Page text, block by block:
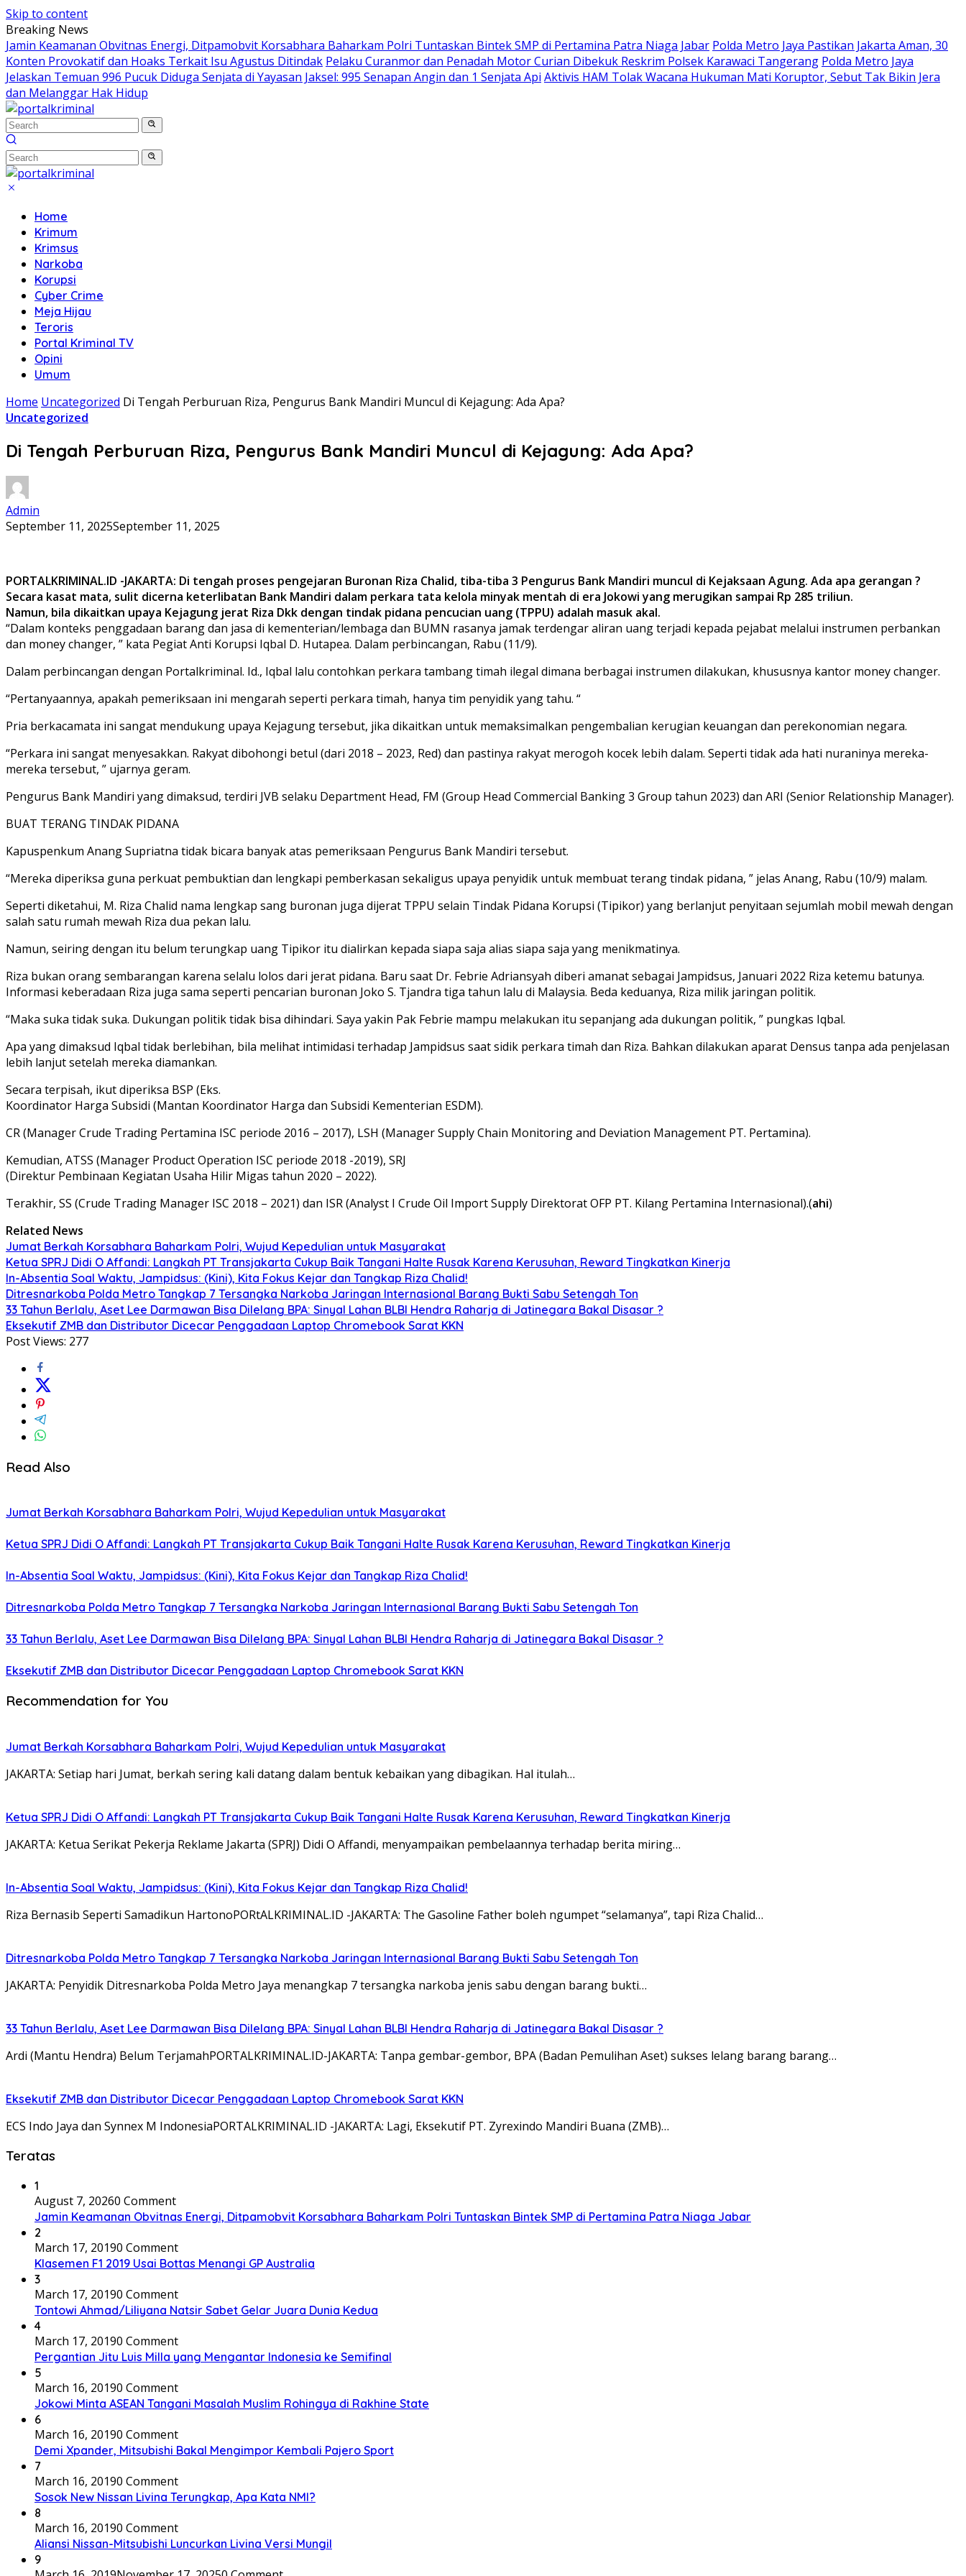
Skip to content
Breaking News
Jamin Keamanan Obvitnas Energi, Ditpamobvit Korsabhara Baharkam Polri Tuntaskan Bintek SMP di Pertamina Patra Niaga Jabar Polda Metro Jaya Pastikan Jakarta Aman, 30
Konten Provokatif dan Hoaks Terkait Isu Agustus Ditindak Pelaku Curanmor dan Penadah Motor Curian Dibekuk Reskrim Polsek Karawaci Tangerang Polda Metro Jaya
Jelaskan Temuan 996 Pucuk Diduga Senjata di Yayasan Jaksel: 995 Senapan Angin dan 1 Senjata Api Aktivis HAM Tolak Wacana Hukuman Mati Koruptor, Sebut Tak Bikin Jera
dan Melanggar Hak Hidup
Home
Krimum
Krimsus
Narkoba
Korupsi
Cyber Crime
Meja Hijau
Teroris
Portal Kriminal TV
Opini
Umum
Home Uncategorized Di Tengah Perburuan Riza, Pengurus Bank Mandiri Muncul di Kejagung: Ada Apa?
Uncategorized
Di Tengah Perburuan Riza, Pengurus Bank Mandiri Muncul di Kejagung: Ada Apa?
Admin
September 11, 2025September 11, 2025
PORTALKRIMINAL.ID -JAKARTA: Di tengah proses pengejaran Buronan Riza Chalid, tiba-tiba 3 Pengurus Bank Mandiri muncul di Kejaksaan Agung. Ada apa gerangan ?
Secara kasat mata, sulit dicerna keterlibatan Bank Mandiri dalam perkara tata kelola minyak mentah di era Jokowi yang merugikan sampai Rp 285 triliun.
Namun, bila dikaitkan upaya Kejagung jerat Riza Dkk dengan tindak pidana pencucian uang (TPPU) adalah masuk akal.
“Dalam konteks penggadaan barang dan jasa di kementerian/lembaga dan BUMN rasanya jamak terdengar aliran uang terjadi kepada pejabat melalui instrumen perbankan
dan money changer, ” kata Pegiat Anti Korupsi Iqbal D. Hutapea. Dalam perbincangan, Rabu (11/9).
Dalam perbincangan dengan Portalkriminal. Id., Iqbal lalu contohkan perkara tambang timah ilegal dimana berbagai instrumen dilakukan, khususnya kantor money changer.
“Pertanyaannya, apakah pemeriksaan ini mengarah seperti perkara timah, hanya tim penyidik yang tahu. “
Pria berkacamata ini sangat mendukung upaya Kejagung tersebut, jika dikaitkan untuk memaksimalkan pengembalian kerugian keuangan dan perekonomian negara.
“Perkara ini sangat menyesakkan. Rakyat dibohongi betul (dari 2018 – 2023, Red) dan pastinya rakyat merogoh kocek lebih dalam. Seperti tidak ada hati nuraninya mereka-
mereka tersebut, ” ujarnya geram.
Pengurus Bank Mandiri yang dimaksud, terdiri JVB selaku Department Head, FM (Group Head Commercial Banking 3 Group tahun 2023) dan ARI (Senior Relationship Manager).
BUAT TERANG TINDAK PIDANA
Kapuspenkum Anang Supriatna tidak bicara banyak atas pemeriksaan Pengurus Bank Mandiri tersebut.
“Mereka diperiksa guna perkuat pembuktian dan lengkapi pemberkasan sekaligus upaya penyidik untuk membuat terang tindak pidana, ” jelas Anang, Rabu (10/9) malam.
Seperti diketahui, M. Riza Chalid nama lengkap sang buronan juga dijerat TPPU selain Tindak Pidana Korupsi (Tipikor) yang berlanjut penyitaan sejumlah mobil mewah dengan
salah satu rumah mewah Riza dua pekan lalu.
Namun, seiring dengan itu belum terungkap uang Tipikor itu dialirkan kepada siapa saja alias siapa saja yang menikmatinya.
Riza bukan orang sembarangan karena selalu lolos dari jerat pidana. Baru saat Dr. Febrie Adriansyah diberi amanat sebagai Jampidsus, Januari 2022 Riza ketemu batunya.
Informasi keberadaan Riza juga sama seperti pencarian buronan Joko S. Tjandra tiga tahun lalu di Malaysia. Beda keduanya, Riza milik jaringan politik.
“Maka suka tidak suka. Dukungan politik tidak bisa dihindari. Saya yakin Pak Febrie mampu melakukan itu sepanjang ada dukungan politik, ” pungkas Iqbal.
Apa yang dimaksud Iqbal tidak berlebihan, bila melihat intimidasi terhadap Jampidsus saat sidik perkara timah dan Riza. Bahkan dilakukan aparat Densus tanpa ada penjelasan
lebih lanjut setelah mereka diamankan.
Secara terpisah, ikut diperiksa BSP (Eks.
Koordinator Harga Subsidi (Mantan Koordinator Harga dan Subsidi Kementerian ESDM).
CR (Manager Crude Trading Pertamina ISC periode 2016 – 2017), LSH (Manager Supply Chain Monitoring and Deviation Management PT. Pertamina).
Kemudian, ATSS (Manager Product Operation ISC periode 2018 -2019), SRJ
(Direktur Pembinaan Kegiatan Usaha Hilir Migas tahun 2020 – 2022).
Terakhir, SS (Crude Trading Manager ISC 2018 – 2021) dan ISR (Analyst I Crude Oil Import Supply Direktorat OFP PT. Kilang Pertamina Internasional).(ahi)
Related News
Jumat Berkah Korsabhara Baharkam Polri, Wujud Kepedulian untuk Masyarakat
Ketua SPRJ Didi O Affandi: Langkah PT Transjakarta Cukup Baik Tangani Halte Rusak Karena Kerusuhan, Reward Tingkatkan Kinerja
In-Absentia Soal Waktu, Jampidsus: (Kini), Kita Fokus Kejar dan Tangkap Riza Chalid!
Ditresnarkoba Polda Metro Tangkap 7 Tersangka Narkoba Jaringan Internasional Barang Bukti Sabu Setengah Ton
33 Tahun Berlalu, Aset Lee Darmawan Bisa Dilelang BPA: Sinyal Lahan BLBI Hendra Raharja di Jatinegara Bakal Disasar ?
Eksekutif ZMB dan Distributor Dicecar Penggadaan Laptop Chromebook Sarat KKN
Post Views: 277
Read Also
Jumat Berkah Korsabhara Baharkam Polri, Wujud Kepedulian untuk Masyarakat
Ketua SPRJ Didi O Affandi: Langkah PT Transjakarta Cukup Baik Tangani Halte Rusak Karena Kerusuhan, Reward Tingkatkan Kinerja
In-Absentia Soal Waktu, Jampidsus: (Kini), Kita Fokus Kejar dan Tangkap Riza Chalid!
Ditresnarkoba Polda Metro Tangkap 7 Tersangka Narkoba Jaringan Internasional Barang Bukti Sabu Setengah Ton
33 Tahun Berlalu, Aset Lee Darmawan Bisa Dilelang BPA: Sinyal Lahan BLBI Hendra Raharja di Jatinegara Bakal Disasar ?
Eksekutif ZMB dan Distributor Dicecar Penggadaan Laptop Chromebook Sarat KKN
Recommendation for You
Jumat Berkah Korsabhara Baharkam Polri, Wujud Kepedulian untuk Masyarakat
JAKARTA: Setiap hari Jumat, berkah sering kali datang dalam bentuk kebaikan yang dibagikan. Hal itulah…
Ketua SPRJ Didi O Affandi: Langkah PT Transjakarta Cukup Baik Tangani Halte Rusak Karena Kerusuhan, Reward Tingkatkan Kinerja
JAKARTA: Ketua Serikat Pekerja Reklame Jakarta (SPRJ) Didi O Affandi, menyampaikan pembelaannya terhadap berita miring…
In-Absentia Soal Waktu, Jampidsus: (Kini), Kita Fokus Kejar dan Tangkap Riza Chalid!
Riza Bernasib Seperti Samadikun HartonoPORtALKRIMINAL.ID -JAKARTA: The Gasoline Father boleh ngumpet “selamanya”, tapi Riza Chalid…
Ditresnarkoba Polda Metro Tangkap 7 Tersangka Narkoba Jaringan Internasional Barang Bukti Sabu Setengah Ton
JAKARTA: Penyidik Ditresnarkoba Polda Metro Jaya menangkap 7 tersangka narkoba jenis sabu dengan barang bukti…
33 Tahun Berlalu, Aset Lee Darmawan Bisa Dilelang BPA: Sinyal Lahan BLBI Hendra Raharja di Jatinegara Bakal Disasar ?
Ardi (Mantu Hendra) Belum TerjamahPORTALKRIMINAL.ID-JAKARTA: Tanpa gembar-gembor, BPA (Badan Pemulihan Aset) sukses lelang barang barang…
Eksekutif ZMB dan Distributor Dicecar Penggadaan Laptop Chromebook Sarat KKN
ECS Indo Jaya dan Synnex M IndonesiaPORTALKRIMINAL.ID -JAKARTA: Lagi, Eksekutif PT. Zyrexindo Mandiri Buana (ZMB)…
Teratas
1
August 7, 20260 Comment
Jamin Keamanan Obvitnas Energi, Ditpamobvit Korsabhara Baharkam Polri Tuntaskan Bintek SMP di Pertamina Patra Niaga Jabar
2
March 17, 20190 Comment
Klasemen F1 2019 Usai Bottas Menangi GP Australia
3
March 17, 20190 Comment
Tontowi Ahmad/Liliyana Natsir Sabet Gelar Juara Dunia Kedua
4
March 17, 20190 Comment
Pergantian Jitu Luis Milla yang Mengantar Indonesia ke Semifinal
5
March 16, 20190 Comment
Jokowi Minta ASEAN Tangani Masalah Muslim Rohingya di Rakhine State
6
March 16, 20190 Comment
Demi Xpander, Mitsubishi Bakal Mengimpor Kembali Pajero Sport
7
March 16, 20190 Comment
Sosok New Nissan Livina Terungkap, Apa Kata NMI?
8
March 16, 20190 Comment
Aliansi Nissan-Mitsubishi Luncurkan Livina Versi Mungil
9